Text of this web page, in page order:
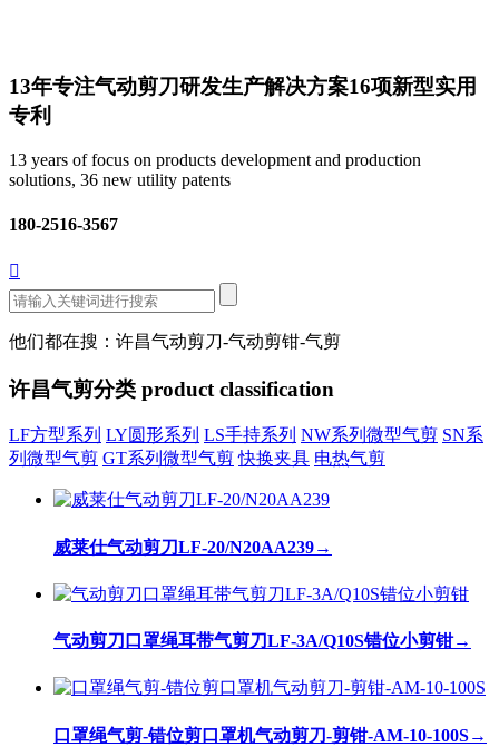
13年专注气动剪刀研发生产解决方案16项新型实用
专利
13 years of focus on products development and production
solutions, 36 new utility patents
180-2516-3567

他们都在搜：许昌气动剪刀-气动剪钳-气剪
许昌气剪分类 product classification
LF方型系列 LY圆形系列 LS手持系列 NW系列微型气剪 SN系
列微型气剪 GT系列微型气剪 快换夹具 电热气剪
威莱仕气动剪刀LF-20/N20AA239→
气动剪刀口罩绳耳带气剪刀LF-3A/Q10S错位小剪钳→
口罩绳气剪-错位剪口罩机气动剪刀-剪钳-AM-10-100S→